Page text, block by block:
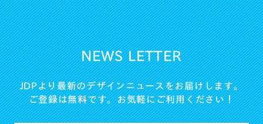
NEWS LETTER
JDPより最新のデザインニュースをお届けします。
ご登録は無料です。お気軽にご利用ください！